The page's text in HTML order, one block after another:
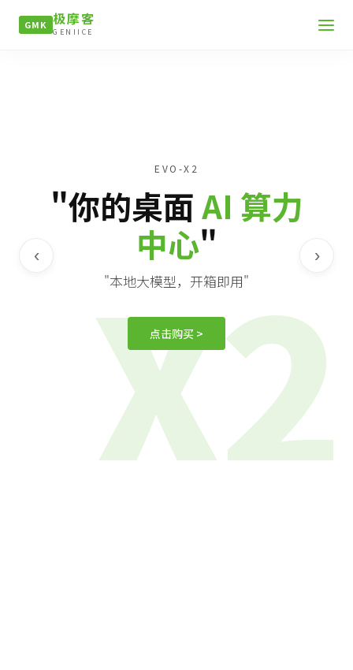
GMK 极摩客
GENIICE
X2
EVO-X2
"你的桌面AI 算力
中心"
"本地大模型，开箱即用"
点击购买 >
‹ ›